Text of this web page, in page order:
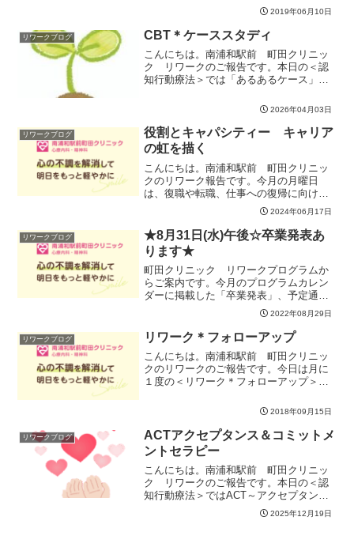
合が出てきますよね。今日は、『疲労回
復と自己調整力』ということで、疲労や
不調のメカニズム、予防と...
2019年06月10日
リワークブログ CBT＊ケーススタディ
こんにちは。南浦和駅前 町田クリニッ
ク リワークのご報告です。本日の＜認
知行動療法＞では「あるあるケース」を
て柔らかくしていくワークに取り組みま
した。自分のことだと思って考えるとな
かなかアイデアが沸き上が...
2026年04月03日
リワークブログ
役割とキャパシティー キャリア
の虹を描く
こんにちは。南浦和駅前 町田クリニッ
クのリワーク報告です。今月の月曜日
は、復職や転職、仕事への復帰に向けた
準備をテーマに考えています。当時の経
緯をふりかえることで、自分の不調の原
因がどこにあるのかわかっていきましょ
う。それがわかって初めて、...
2024年06月17日
リワークブログ
★8月31日(水)午後☆卒業発表あ
ります★
町田クリニック リワークプログラムか
らご案内です。今月のプログラムカレン
ダーに掲載した「卒業発表」、予定通り
開催します。8月31（水）午後です！復職
間近の方から、ご自身の経験をうかがえ
る貴重な機会です。ぜひ、ご参加くださ
い！個別フォローは卒...
2022年08月29日
リワークブログ リワーク＊フォローアップ
こんにちは。南浦和駅前 町田クリニッ
クのリワークのご報告です。今日は月に
１度の＜リワーク＊フォローアップ＞を
経ちました！ 」というご報告も受けまし
た。ご報告と共にさまざまな段階がこの
１年あったなぁ …...
2018年09月15日
リワークブログ
ACTアクセプタンス＆コミットメ
ントセラピー
こんにちは。南浦和駅前 町田クリニッ
ク リワークのご報告です。本日の＜認
知行動療法＞ではACT～アクセプタンス
＆コミットメントセラピー～に取り組み
ました。ぐるぐる思考って本当に止まり
2025年12月19日